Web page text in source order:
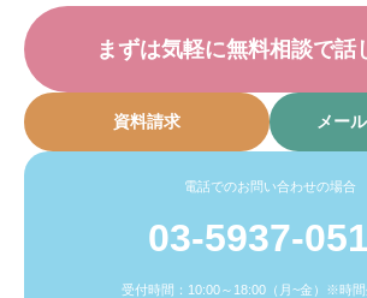
まずは気軽に無料相談で話
資料請求 メー
電話でのお問い合わせの場合
03-5937-
受付時間：10:00～18:00（月~金）※時